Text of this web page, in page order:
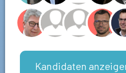
Kandidaten